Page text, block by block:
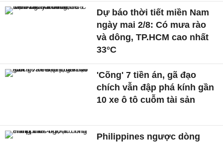
Dự báo thời tiết miền Nam
ngày mai 2/8: Có mưa rào
và dông, TP.HCM cao nhất
33°C
'Cõng' 7 tiền án, gã đạo
chích vẫn đập phá kính gần
10 xe ô tô cuỗm tài sản
Philippines ngược dòng